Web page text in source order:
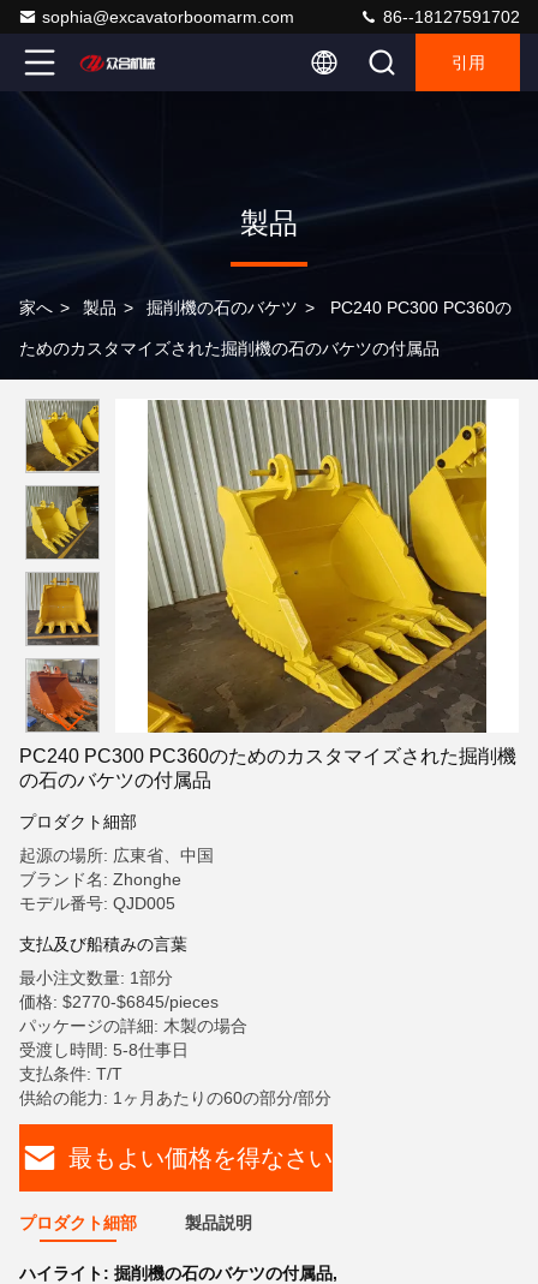
sophia@excavatorboomarm.com 86--18127591702
引用
製品
家へ > 製品 > 掘削機の石のバケツ > PC240 PC300 PC360の
ためのカスタマイズされた掘削機の石のバケツの付属品
PC240 PC300 PC360のためのカスタマイズされた掘削機
の石のバケツの付属品
プロダクト細部
起源の場所: 広東省、中国
ブランド名: Zhonghe
モデル番号: QJD005
支払及び船積みの言葉
最小注文数量: 1部分
価格: $2770-$6845/pieces
パッケージの詳細: 木製の場合
受渡し時間: 5-8仕事日
支払条件: T/T
供給の能力: 1ヶ月あたりの60の部分/部分
最もよい価格を得なさい
プロダクト細部 製品説明
ハイライト: 掘削機の石のバケツの付属品,